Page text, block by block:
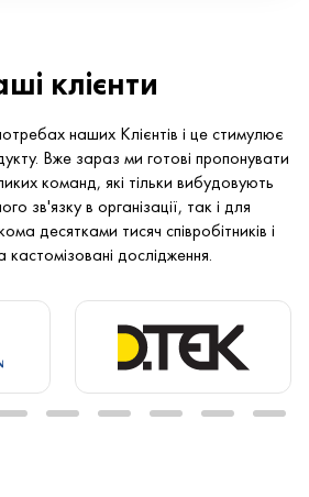
клієнти
наших Клієнтів і це стимулює
Вже зараз ми готові пропонувати
команд, які тільки вибудовують
зв'язку в організації, так і для
десятками тисяч співробітників і
дослідження.